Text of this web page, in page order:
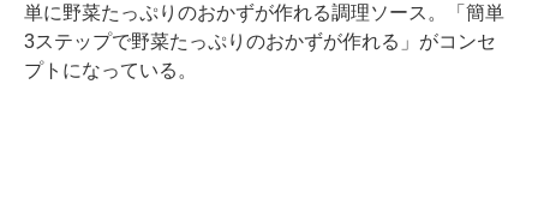
単に野菜たっぷりのおかずが作れる調理ソース。「簡単
3ステップで野菜たっぷりのおかずが作れる」がコンセ
プトになっている。